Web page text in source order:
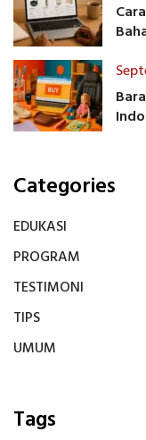
Categories
EDUKASI
PROGRAM
TESTIMONI
TIPS
UMUM
Tags